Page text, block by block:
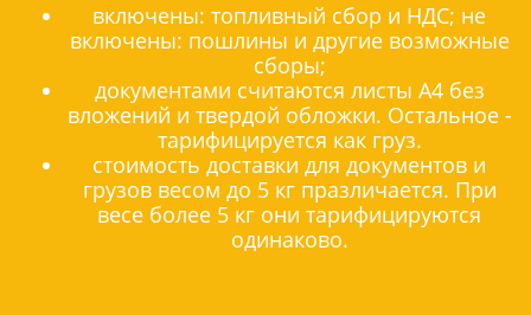
включены: топливный сбор и НДС; не
включены: пошлины и другие возможные
сборы;
документами считаются листы А4 без
вложений и твердой обложки. Остальное -
тарифицируется как груз.
стоимость доставки для документов и
грузов весом до 5 кг празличается. При
весе более 5 кг они тарифицируются
одинаково.